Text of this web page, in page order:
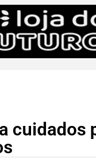
cuidados